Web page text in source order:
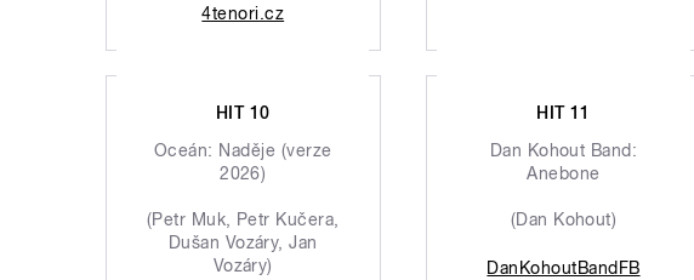
4tenori.cz
HIT 10
Oceán: Naděje (verze
2026)
(Petr Muk, Petr Kučera,
Dušan Vozáry, Jan
Vozáry)
HIT 11
Dan Kohout Band:
Anebone
(Dan Kohout)
DanKohoutBandFB